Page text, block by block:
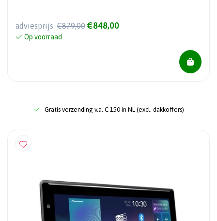
adviesprijs €879,00 €848,00
Op voorraad
Gratis verzending v.a. € 150 in NL (excl. dakkoffers)